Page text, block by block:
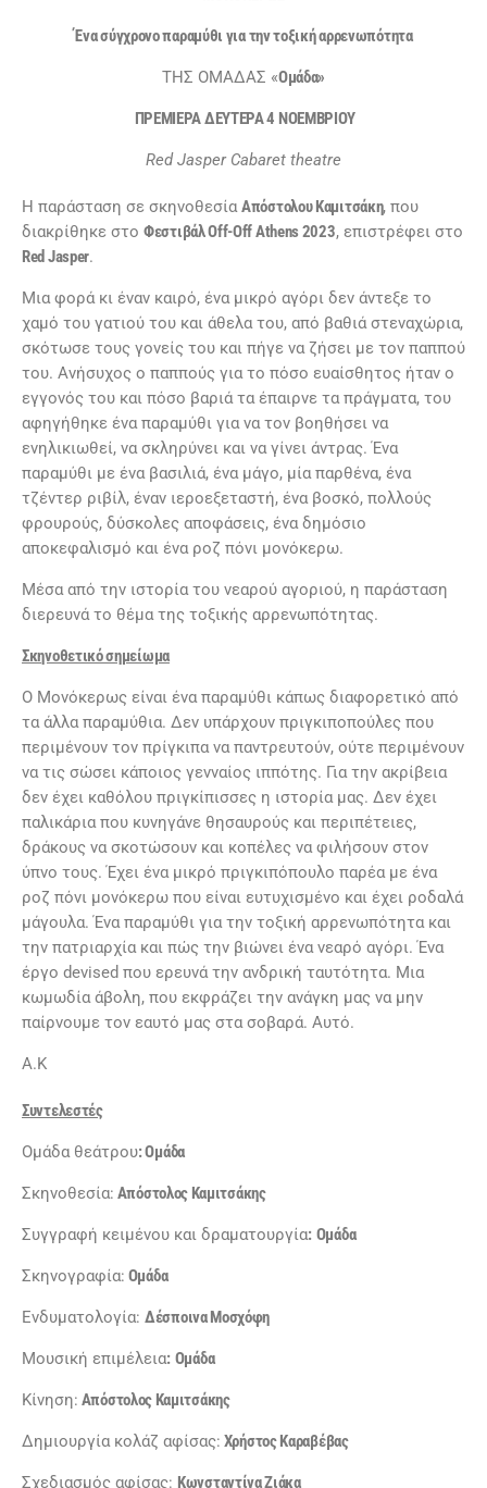
Ένα σύγχρονο παραμύθι για την τοξική αρρενωπότητα
ΤΗΣ ΟΜΑΔΑΣ «Ομάδα»
ΠΡΕΜΙΕΡΑ ΔΕΥΤΕΡΑ 4 ΝΟΕΜΒΡΙΟΥ
Red Jasper Cabaret theatre
Η παράσταση σε σκηνοθεσίαΑπόστολου Καμιτσάκη, που
διακρίθηκε στο Φεστιβάλ Off-Off Athens 2023, επιστρέφει στο
Red Jasper.
Μια φορά κι έναν καιρό, ένα μικρό αγόρι δεν άντεξε το
χαμό του γατιού του και άθελα του, από βαθιά στεναχώρια,
σκότωσε τους γονείς του και πήγε να ζήσει με τον παππού
του. Ανήσυχος ο παππούς για το πόσο ευαίσθητος ήταν ο
εγγονός του και πόσο βαριά τα έπαιρνε τα πράγματα, του
αφηγήθηκε ένα παραμύθι για να τον βοηθήσει να
ενηλικιωθεί, να σκληρύνει και να γίνει άντρας. Ένα
παραμύθι με ένα βασιλιά, ένα μάγο, μία παρθένα, ένα
τζέντερ ριβίλ, έναν ιεροεξεταστή, ένα βοσκό, πολλούς
φρουρούς, δύσκολες αποφάσεις, ένα δημόσιο
αποκεφαλισμό και ένα ροζ πόνι μονόκερω.
Μέσα από την ιστορία του νεαρού αγοριού, η παράσταση
διερευνά το θέμα της τοξικής αρρενωπότητας.
Σκηνοθετικό σημείωμα
Ο Μονόκερως είναι ένα παραμύθι κάπως διαφορετικό από
τα άλλα παραμύθια. Δεν υπάρχουν πριγκιποπούλες που
περιμένουν τον πρίγκιπα να παντρευτούν, ούτε περιμένουν
να τις σώσει κάποιος γενναίος ιππότης. Για την ακρίβεια
δεν έχει καθόλου πριγκίπισσες η ιστορία μας. Δεν έχει
παλικάρια που κυνηγάνε θησαυρούς και περιπέτειες,
δράκους να σκοτώσουν και κοπέλες να φιλήσουν στον
ύπνο τους. Έχει ένα μικρό πριγκιπόπουλο παρέα με ένα
ροζ πόνι μονόκερω που είναι ευτυχισμένο και έχει ροδαλά
μάγουλα. Ένα παραμύθι για την τοξική αρρενωπότητα και
την πατριαρχία και πώς την βιώνει ένα νεαρό αγόρι. Ένα
έργο devised που ερευνά την ανδρική ταυτότητα. Μια
κωμωδία άβολη, που εκφράζει την ανάγκη μας να μην
παίρνουμε τον εαυτό μας στα σοβαρά. Αυτό.
Α.Κ
Συντελεστές
Ομάδα θεάτρου: Ομάδα
Σκηνοθεσία: Απόστολος Καμιτσάκης
Συγγραφή κειμένου και δραματουργία: Ομάδα
Σκηνογραφία: Ομάδα
Ενδυματολογία: Δέσποινα Μοσχόφη
Μουσική επιμέλεια: Ομάδα
Κίνηση: Απόστολος Καμιτσάκης
Δημιουργία κολάζ αφίσας: Χρήστος Καραβέβας
Σχεδιασμός αφίσας: Κωνσταντίνα Ζιάκα